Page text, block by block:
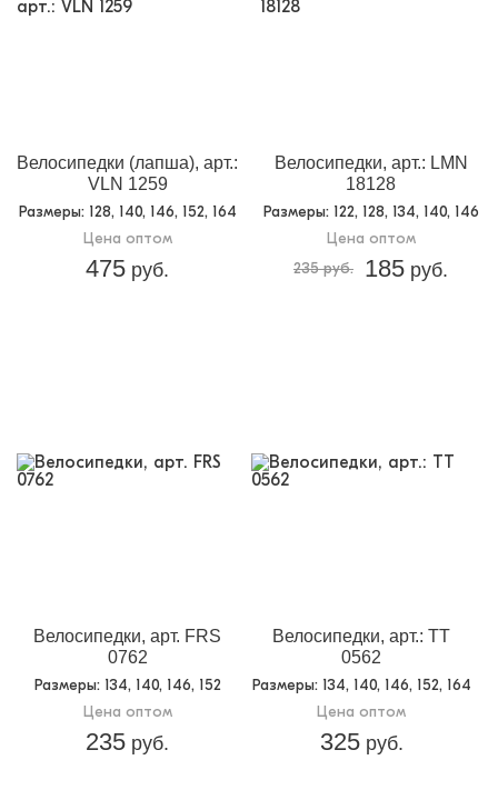
Велосипедки (лапша), арт.:
VLN 1259
Размеры: 128, 140, 146, 152, 164
Цена оптом
475 руб.
Велосипедки, арт.: LMN
18128
Размеры: 122, 128, 134, 140, 146
Цена оптом
235 руб.
185 руб.
Велосипедки, арт. FRS
0762
Размеры: 134, 140, 146, 152
Цена оптом
235 руб.
Велосипедки, арт.: TT
0562
Размеры: 134, 140, 146, 152, 164
Цена оптом
325руб.